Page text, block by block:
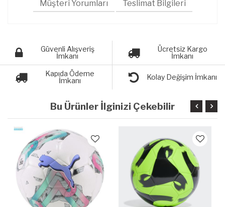
Müşteri Yorumları Teslimat Bilgileri
Güvenli Alışveriş
İmkanı
Ücretsiz Kargo
İmkanı
Kapıda Ödeme
İmkanı
Kolay Değişim İmkanı
Bu Ürünler İlginizi Çekebilir